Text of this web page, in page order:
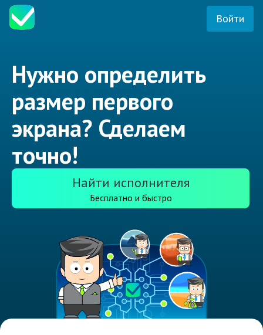
Войти
Нужно определить
размер первого
экрана? Сделаем
точно!
Найти исполнителя
Бесплатно и быстро